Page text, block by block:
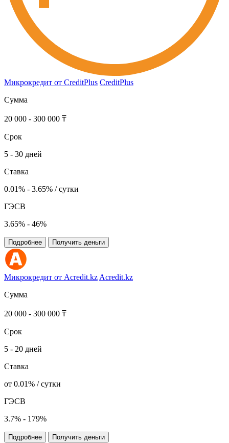
Микрокредит от CreditPlus CreditPlus
Сумма
20 000 - 300 000 ₸
Срок
5 - 30 дней
Ставка
0.01% - 3.65% / сутки
ГЭСВ
3.65% - 46%
Подробнее Получить деньги
Микрокредит от Acredit.kz Acredit.kz
Сумма
20 000 - 300 000 ₸
Срок
5 - 20 дней
Ставка
от 0.01% / сутки
ГЭСВ
3.7% - 179%
Подробнее Получить деньги